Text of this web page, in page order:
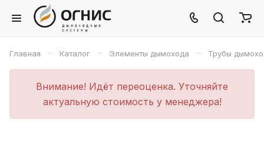
Главная – Каталог – Элементы дымохода – Трубы
Внимание! Идёт переоценка. Уточняйте
актуальную стоимость у менеджера!